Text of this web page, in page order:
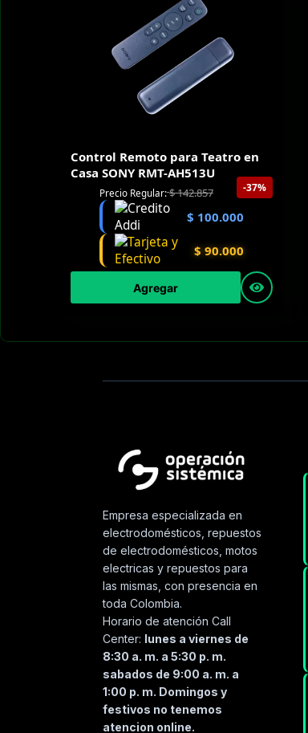
Control Remoto para Teatro en
Casa SONY RMT-AH513U
-37%
Precio Regular:$142.857
$ 100.000
$ 90.000
Agregar
Empresa especializada en
electrodomésticos, repuestos
de electrodomésticos, motos
electricas y repuestos para
las mismas, con presencia en
toda Colombia.
Horario de atención Call
Center: lunes a viernes de
8:30 a. m. a 5:30 p. m.
sabados de 9:00 a. m. a
1:00 p. m. Domingos y
festivos no tenemos
atencion online.